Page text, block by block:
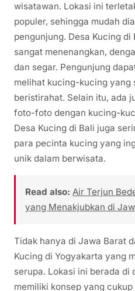
wisatawan. Lokasi ini
populer, sehingga mudah
pengunjung. Desa Kucing
sangat menenangkan,
dan segar. Pengunjung
melihat kucing-kucing yang
beristirahat. Selain itu, ada
foto-foto dengan kucing-
Desa Kucing di Bali juga
para pecinta kucing yang
unik dalam berwisata.
Read also: Air Terjun
yang Menakjubkan di
Tidak hanya di Jawa Barat
Kucing di Yogyakarta yang
serupa. Lokasi ini berada di
memiliki konsep yang